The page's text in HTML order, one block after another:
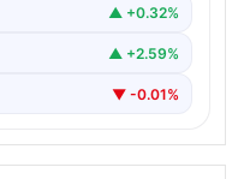
▲ +0.32%
▲ +2.59%
▼ -0.01%